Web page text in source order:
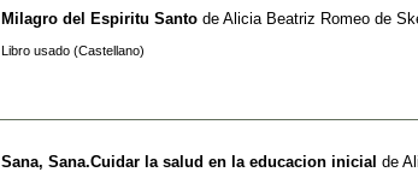
Milagro del Espiritu Santo de Alicia Beatriz Romeo de
Libro usado (Castellano)
Sana, Sana.Cuidar la salud en la educacion inicial de